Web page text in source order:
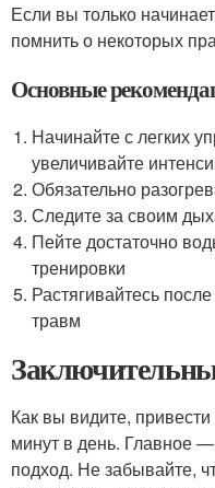
Если вы только
помнить о некоторых
Основные
Начинайте с легких
увеличивайте
Обязательно
Следите за своим
Пейте достаточно
тренировки
Растягивайтесь
травм
Как вы видите,
минут в день. Главное
подход. Не забывайте,